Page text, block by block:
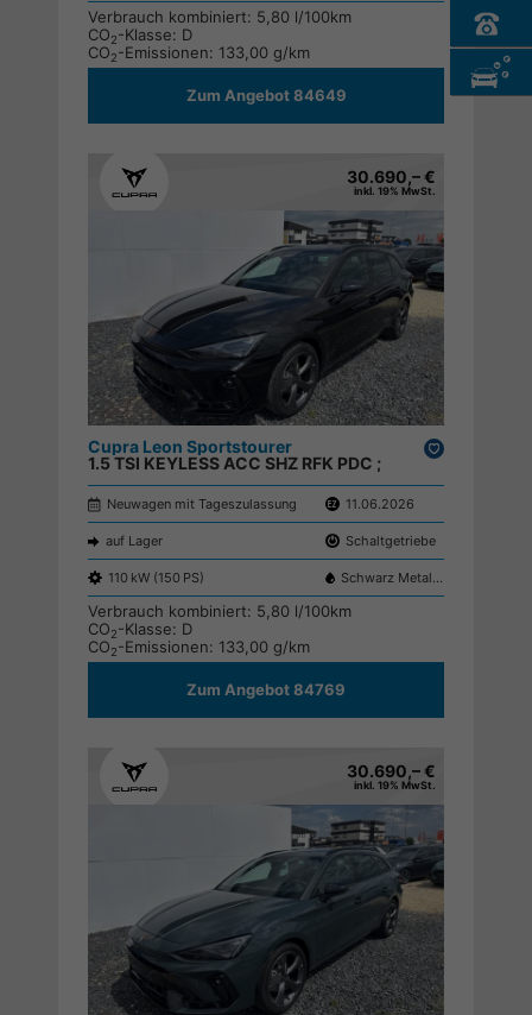
Verbrauch kombiniert: 5,80 l/100km
CO2-Klasse: D
CO2-Emissionen: 133,00 g/km
Zum Angebot 84649
30.690,– €
inkl. 19% MwSt.
Cupra Leon Sportstourer
1.5 TSI KEYLESS ACC SHZ RFK PDC ;
Neuwagen mit Tageszulassung 11.06.2026
auf Lager Schaltgetriebe
110 kW (150 PS) Schwarz Metallic
Verbrauch kombiniert: 5,80 l/100km
CO2-Klasse: D
CO2-Emissionen: 133,00 g/km
Zum Angebot 84769
30.690,– €
inkl. 19% MwSt.